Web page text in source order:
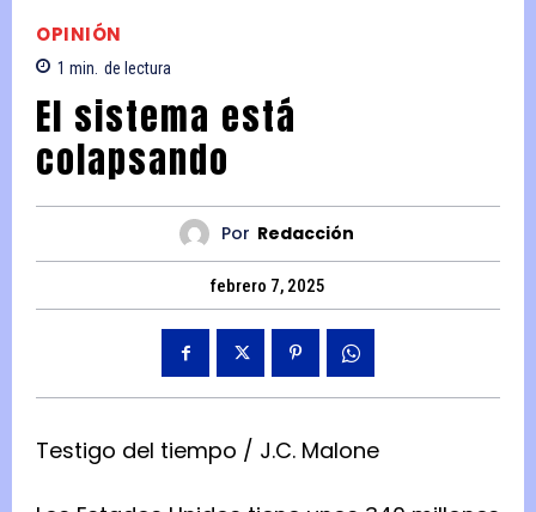
OPINIÓN
1 min. de lectura
El sistema está
colapsando
Por Redacción
febrero 7, 2025
Testigo del tiempo / J.C. Malone